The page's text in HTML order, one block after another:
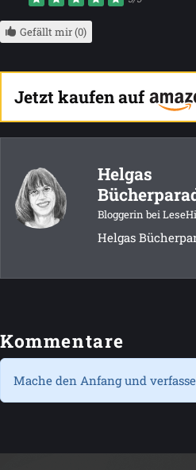
Gefällt mir (0)
Jetzt kaufen auf
Helgas
Bloggerin bei
Helgas
Kommentare
Mache den Anfang und